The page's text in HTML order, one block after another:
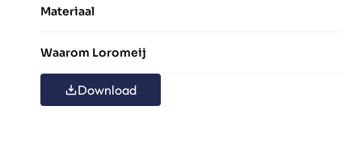
Materiaal
Waarom Loromeij
Download